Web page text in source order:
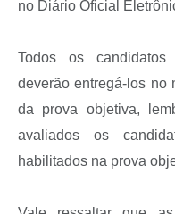
no Diário Oficial
Todos os
deverão entregá-los no
da prova objetiva,
avaliados os
habilitados na prova